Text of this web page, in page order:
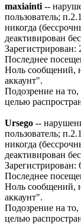
maxiainti --
пользователь;
никогда
деактивирован
Зарегистрирован:
Последнее
Ноль сообщений,
аккаунт".
Подозрение на то,
целью
Ursego --
пользователь;
никогда
деактивирован
Зарегистрирован:
Последнее
Ноль сообщений,
аккаунт".
Подозрение на то,
целью